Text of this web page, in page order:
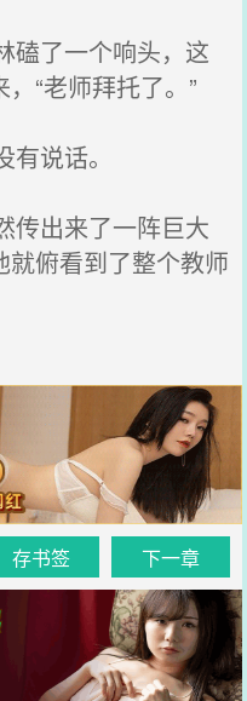
了一个响头，这
“老师拜托了。”
说话。
出来了一阵巨大
俯看到了整个教师
存书签 下一章